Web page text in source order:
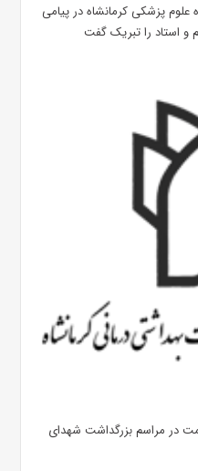
پزشکی کرمانشاه در پیامی
و استاد را تبریک گفت
در مراسم بزرگداشت شهدای